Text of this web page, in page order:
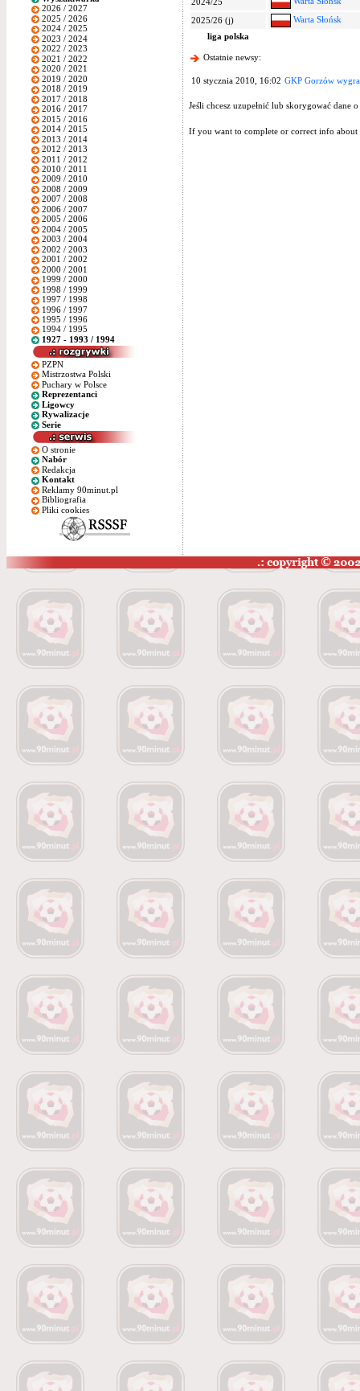
2026 / 2027
2025 / 2026
2024 / 2025
2023 / 2024
2022 / 2023
2021 / 2022
2020 / 2021
2019 / 2020
2018 / 2019
2017 / 2018
2016 / 2017
2015 / 2016
2014 / 2015
2013 / 2014
2012 / 2013
2011 / 2012
2010 / 2011
2009 / 2010
2008 / 2009
2007 / 2008
2006 / 2007
2005 / 2006
2004 / 2005
2003 / 2004
2002 / 2003
2001 / 2002
2000 / 2001
1999 / 2000
1998 / 1999
1997 / 1998
1996 / 1997
1995 / 1996
1994 / 1995
1927 - 1993 / 1994
PZPN
Mistrzostwa Polski
Puchary w Polsce
Reprezentanci
Ligowcy
Rywalizacje
Serie
O stronie
Nabór
Redakcja
Kontakt
Reklamy 90minut.pl
Bibliografia
Pliki cookies
2025/26 (j)
Warta Słońsk
liga polska
Ostatnie newsy:
10 stycznia 2010, 16:02 GKP Gorzów
Jeśli chcesz uzupełnić lub skorygować
If you want to complete or correct info